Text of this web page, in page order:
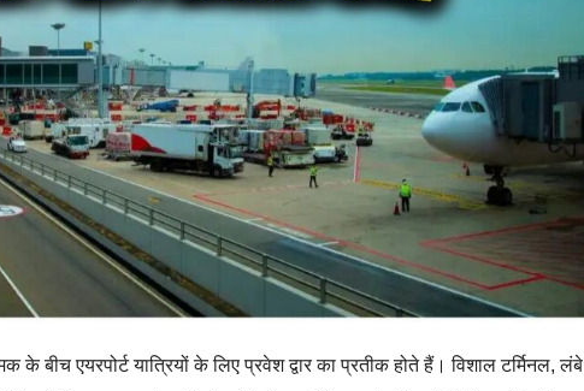
बीच एयरपोर्ट यात्रियों के लिए प्रवेश द्वार का प्रतीक होते हैं। विशाल टर्मिनल, लंबे